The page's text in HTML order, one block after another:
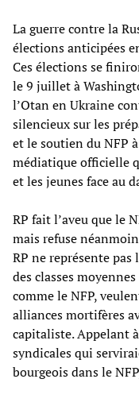
La guerre contre la
élections anticipées
Ces élections se
le 9 juillet à
l’Otan en Ukraine
silencieux sur les
et le soutien du NFP
médiatique officielle
et les jeunes face au
RP fait l’aveu que le
mais refuse
RP ne représente pas
des classes
comme le NFP,
alliances mortifères
capitaliste. Appelant
syndicales qui
bourgeois dans le